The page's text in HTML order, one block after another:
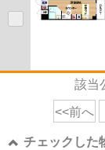
該当
<<前へ
チェックした